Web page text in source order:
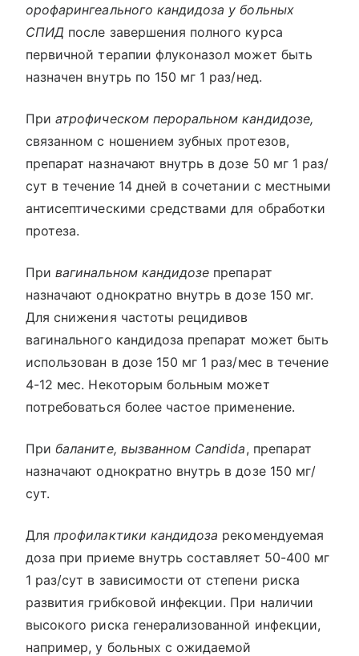
орофарингеального кандидоза у больных
СПИД после завершения полного курса
первичной терапии флуконазол может быть
назначен внутрь по 150 мг 1 раз/нед.
Приатрофическом пероральном кандидозе,
связанном с ношением зубных протезов,
препарат назначают внутрь в дозе 50 мг 1 раз/
сут в течение 14 дней в сочетании с местными
антисептическими средствами для обработки
протеза.
Привагинальном кандидозе препарат
назначают однократно внутрь в дозе 150 мг.
Для снижения частоты рецидивов
вагинального кандидоза препарат может быть
использован в дозе 150 мг 1 раз/мес в течение
4-12 мес. Некоторым больным может
потребоваться более частое применение.
Прибаланите, вызванном Candida, препарат
назначают однократно внутрь в дозе 150 мг/
сут.
Дляпрофилактики кандидоза рекомендуемая
доза при приеме внутрь составляет 50-400 мг
1 раз/сут в зависимости от степени риска
развития грибковой инфекции. При наличии
высокого риска генерализованной инфекции,
например, у больных с ожидаемой